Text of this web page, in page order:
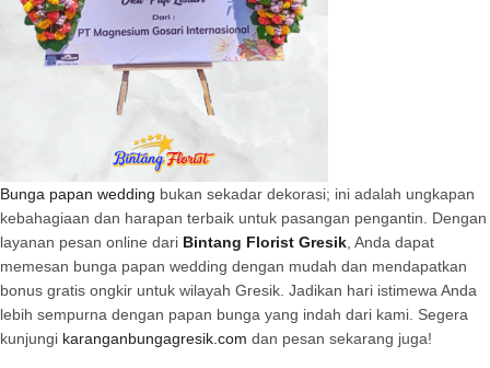
Bunga papan wedding bukan sekadar dekorasi; ini adalah ungkapan
kebahagiaan dan harapan terbaik untuk pasangan pengantin. Dengan
layanan pesan online dari Bintang Florist Gresik , Anda dapat
memesan bunga papan wedding dengan mudah dan mendapatkan
bonus gratis ongkir untuk wilayah Gresik. Jadikan hari istimewa Anda
lebih sempurna dengan papan bunga yang indah dari kami. Segera
kunjungi karanganbungagresik.com dan pesan sekarang juga!